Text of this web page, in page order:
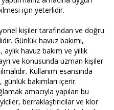
için yeterlidir.
kişiler tarafından ve doğru
Günlük havuz bakımı,
havuz bakım ve yıllık
ve konusunda uzman kişiler
Kullanım esansında
günlük bakımları içerir.
amacıyla yapılan bu
berraklaştırıcılar ve klor